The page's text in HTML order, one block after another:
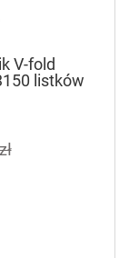
V-fold
listków